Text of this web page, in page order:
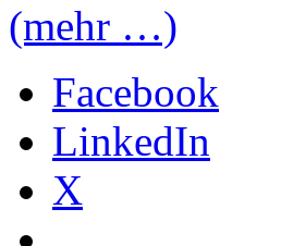
(mehr …)
Facebook
LinkedIn
X